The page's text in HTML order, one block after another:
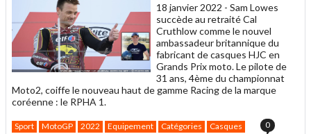
18 janvier 2022 - Sam Lowes
succède au retraité Cal
Cruthlow comme le nouvel
ambassadeur britannique du
fabricant de casques HJC en
Grands Prix moto. Le pilote de
31 ans, 4ème du championnat
Moto2, coiffe le nouveau haut de gamme Racing de la marque
coréenne : le RPHA 1.
Sport MotoGP 2022 Equipement Catégories Casques 0